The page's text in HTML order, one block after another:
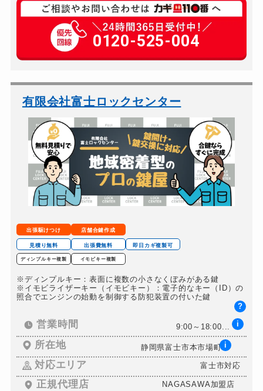
玄関カギ複製 550円(税込)～
玄関カギ交換 11,000円～(税込)
車カギ開け 6,600円～(税込)
スーツケースカギ開け
スーツケースカギ作成 別途お見積り
金庫カギ開け 11,000円～(税込)
金庫カギ修理 別途お見積り
金庫カギ交換 別途お見積り
ロッカーカギ開け 別途お見積り
ドアノブカギ開け
ドアノブカギ交換
0120-525-004
有限会社富士ロックセンター
出張駆けつけ 店舗合鍵作成
見積り無料 出張費無料 即日カギ複製可
ディンプルキー複製 イモビキー複製
※ディンプルキー：表面に複数の小さなくぼみがある鍵
※イモビライザーキー（イモビキー）：電子的なキー（ID）の
照合でエンジンの始動を制御する防犯装置の付いた鍵
営業時間 9:00～18:00... i
所在地 静岡県富士市本市場町...
i
対応エリア 富士市対応
正規代理店 NAGASAWA加盟店
?